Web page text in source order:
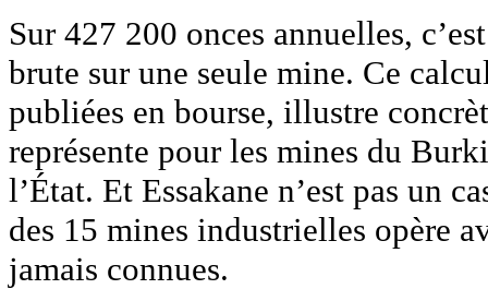
Sur 427 200 onces annuelles,
brute sur une seule mine. Ce
publiées en bourse, illustre
représente pour les mines du
l’État. Et Essakane n’est pas un
des 15 mines industrielles opère
jamais connues.